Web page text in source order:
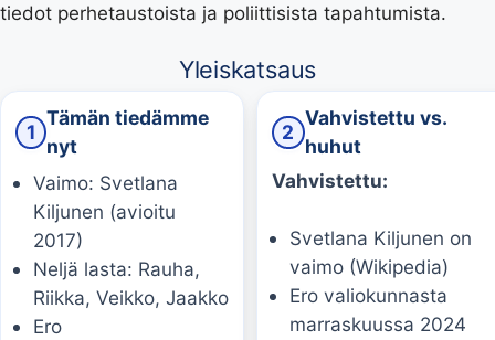
tiedot perhetaustoista ja poliittisista tapahtumista.
Yleiskatsaus
1
Tämän tiedämme
nyt
Vaimo: Svetlana
Kiljunen (avioitu
2017)
Neljä lasta: Rauha,
Riikka, Veikko, Jaakko
Ero
2
Vahvistettu vs.
huhut
Vahvistettu:
Svetlana Kiljunen on
vaimo (Wikipedia)
Ero valiokunnasta
marraskuussa 2024